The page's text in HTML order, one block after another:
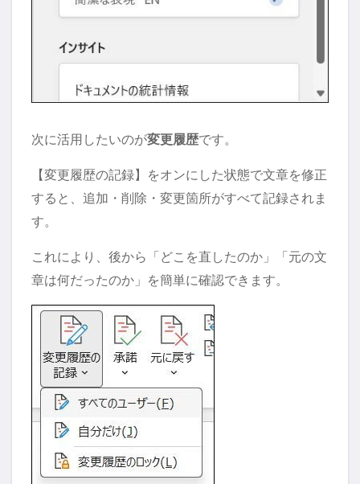
次に活用したいのが変更履歴です。
【変更履歴の記録】をオンにした状態で文章を修正
すると、追加・削除・変更箇所がすべて記録されま
す。
これにより、後から「どこを直したのか」「元の文
章は何だったのか」を簡単に確認できます。